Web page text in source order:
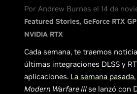
Por Andrew Burnes el 14 de
Featured Stories GeForce RTX
NVIDIA RTX
Cada semana, te traemos
últimas integraciones DLSS y
aplicaciones. La semana pasada,
Modern Warfare IIIse lanzó con